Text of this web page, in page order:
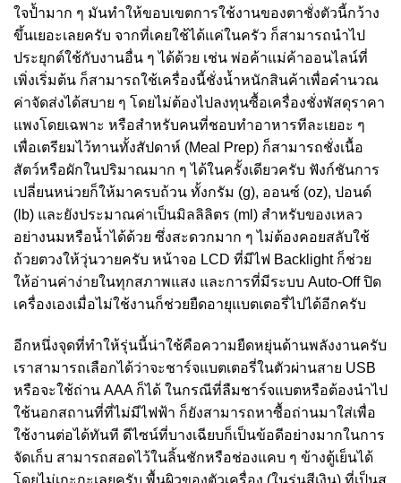
ใจป้ำมาก ๆ มันทำให้ขอบเขตการใช้งานของตาชั่งตัวนี้กว้าง
ขึ้นเยอะเลยครับ จากที่เคยใช้ได้แค่ในครัว ก็สามารถนำไป
ประยุกต์ใช้กับงานอื่น ๆ ได้ด้วย เช่น พ่อค้าแม่ค้าออนไลน์ที่
เพิ่งเริ่มต้น ก็สามารถใช้เครื่องนี้ชั่งน้ำหนักสินค้าเพื่อคำนวณ
ค่าจัดส่งได้สบาย ๆ โดยไม่ต้องไปลงทุนซื้อเครื่องชั่งพัสดุราคา
แพงโดยเฉพาะ หรือสำหรับคนที่ชอบทำอาหารทีละเยอะ ๆ
เพื่อเตรียมไว้ทานทั้งสัปดาห์ (Meal Prep) ก็สามารถชั่งเนื้อ
สัตว์หรือผักในปริมาณมาก ๆ ได้ในครั้งเดียวครับ ฟังก์ชันการ
เปลี่ยนหน่วยก็ให้มาครบถ้วน ทั้งกรัม (g), ออนซ์ (oz), ปอนด์
(lb) และยังประมาณค่าเป็นมิลลิลิตร (ml) สำหรับของเหลว
อย่างนมหรือน้ำได้ด้วย ซึ่งสะดวกมาก ๆ ไม่ต้องคอยสลับใช้
ถ้วยตวงให้วุ่นวายครับ หน้าจอ LCD ที่มีไฟ Backlight ก็ช่วย
ให้อ่านค่าง่ายในทุกสภาพแสง และการที่มีระบบ Auto-Off ปิด
เครื่องเองเมื่อไม่ใช้งานก็ช่วยยืดอายุแบตเตอรี่ไปได้อีกครับ
อีกหนึ่งจุดที่ทำให้รุ่นนี้น่าใช้คือความยืดหยุ่นด้านพลังงานครับ
เราสามารถเลือกได้ว่าจะชาร์จแบตเตอรี่ในตัวผ่านสาย USB
หรือจะใช้ถ่าน AAA ก็ได้ ในกรณีที่ลืมชาร์จแบตหรือต้องนำไป
ใช้นอกสถานที่ที่ไม่มีไฟฟ้า ก็ยังสามารถหาซื้อถ่านมาใส่เพื่อ
ใช้งานต่อได้ทันที ดีไซน์ที่บางเฉียบก็เป็นข้อดีอย่างมากในการ
จัดเก็บ สามารถสอดไว้ในลิ้นชักหรือช่องแคบ ๆ ข้างตู้เย็นได้
โดยไม่เกะกะเลยครับ พื้นผิวของตัวเครื่อง (ในรุ่นสีเงิน) ที่เป็นส